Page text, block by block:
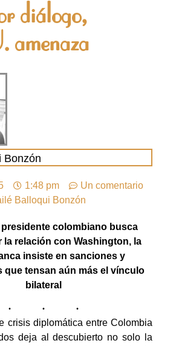
diálogo,
Bonzón
1:48 pm
Un comentario
Balloqui Bonzón
presidente colombiano busca
la relación con Washington, la
insiste en sanciones y
que tensan aún más el vínculo
bilateral
crisis diplomática entre Colombia
deja al descubierto no solo la